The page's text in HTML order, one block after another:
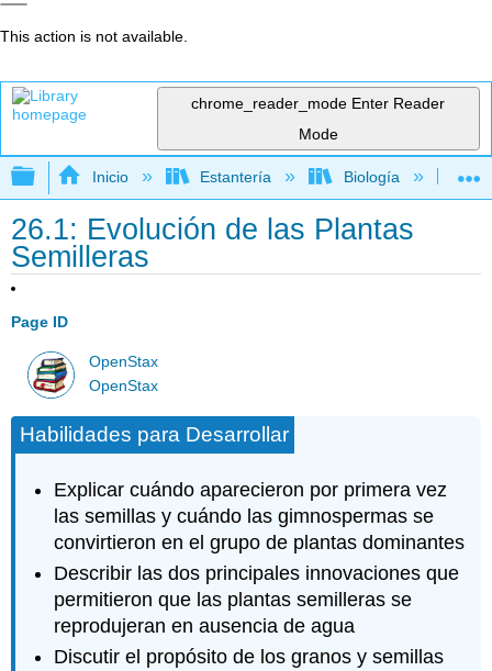
This action is not available.
chrome_reader_mode Enter Reader
Mode
Expandir/contraer jerarquía global
Inicio Estantería Biología
26.1: Evolución de las Plantas
Semilleras
Page ID
OpenStax
OpenStax
Habilidades para Desarrollar
Explicar cuándo aparecieron por primera vez
las semillas y cuándo las gimnospermas se
convirtieron en el grupo de plantas dominantes
Describir las dos principales innovaciones que
permitieron que las plantas semilleras se
reprodujeran en ausencia de agua
Discutir el propósito de los granos y semillas